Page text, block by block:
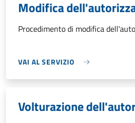
Modifica
Procedimento di modifica
VAI AL SERVIZIO
Volturazione